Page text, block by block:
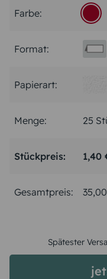
Farbe:
Format:
Papierart:
Menge:
Stückpreis: 1,40
Gesamtpreis:
Spätester